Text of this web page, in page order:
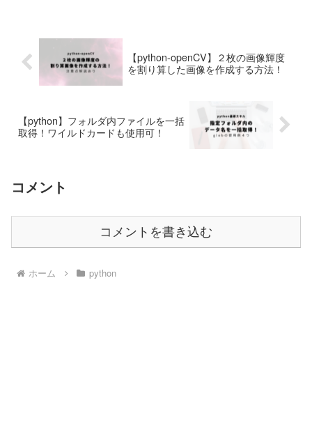
【python-openCV】２枚の画像輝度
を割り算した画像を作成する方法！
【python】フォルダ内ファイルを一括
取得！ワイルドカードも使用可！
コメント
コメントを書き込む
ホーム python